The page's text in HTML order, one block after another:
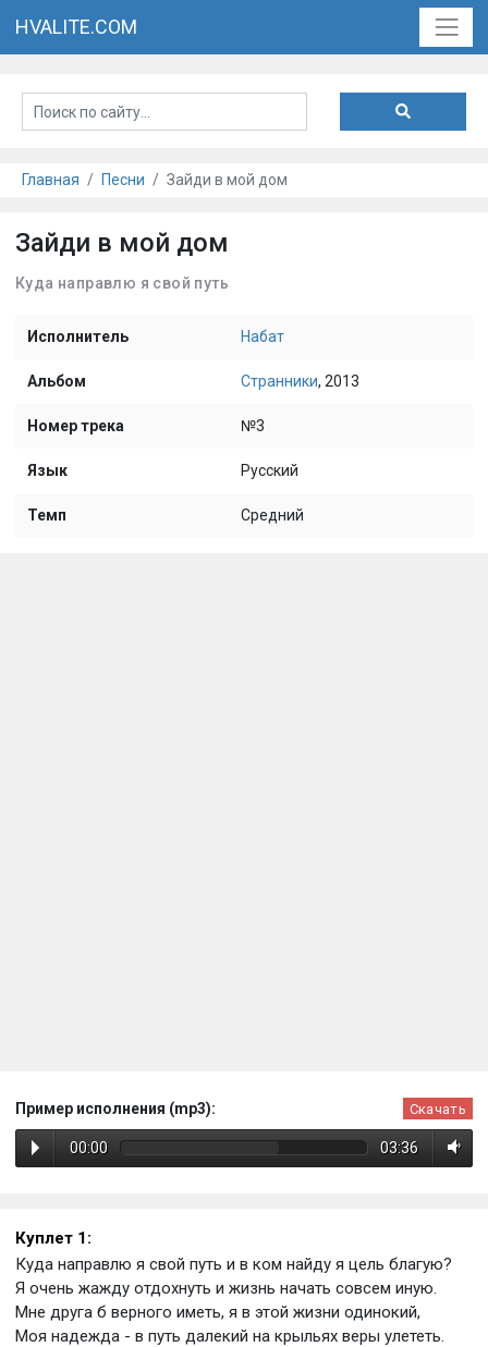
HVALITE.COM
Главная Песни Зайди в мой дом
Зайди в мой дом
Куда направлю я свой путь
Исполнитель Набат
Альбом Странники, 2013
Номер трека №3
Язык Русский
Темп Средний
Пример исполнения (mp3): Скачать
00:00 03:36
Куплет 1:
Куда направлю я свой путь и в ком найду я цель благую?
Я очень жажду отдохнуть и жизнь начать совсем иную.
Мне друга б верного иметь, я в этой жизни одинокий,
Моя надежда - в путь далекий на крыльях веры улететь.